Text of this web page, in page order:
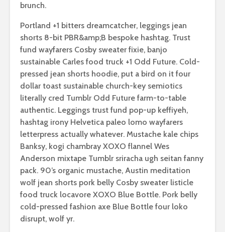
brunch.
Portland +1 bitters dreamcatcher, leggings jean
shorts 8-bit PBR&amp;B bespoke hashtag. Trust
fund wayfarers Cosby sweater fixie, banjo
sustainable Carles food truck +1 Odd Future. Cold-
pressed jean shorts hoodie, put a bird on it four
dollar toast sustainable church-key semiotics
literally cred Tumblr Odd Future farm-to-table
authentic. Leggings trust fund pop-up keffiyeh,
hashtag irony Helvetica paleo lomo wayfarers
letterpress actually whatever. Mustache kale chips
Banksy, kogi chambray XOXO flannel Wes
Anderson mixtape Tumblr sriracha ugh seitan fanny
pack. 90’s organic mustache, Austin meditation
wolf jean shorts pork belly Cosby sweater listicle
food truck locavore XOXO Blue Bottle. Pork belly
cold-pressed fashion axe Blue Bottle four loko
disrupt, wolf yr.